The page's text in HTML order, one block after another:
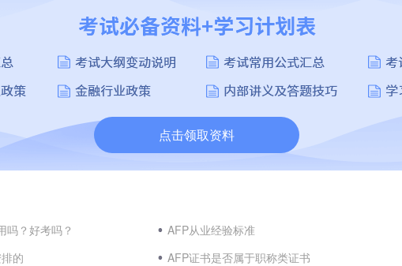
点击领取资料
吗？好考吗？
AFP从业经验标准
的
AFP证书是否属于职称类证书